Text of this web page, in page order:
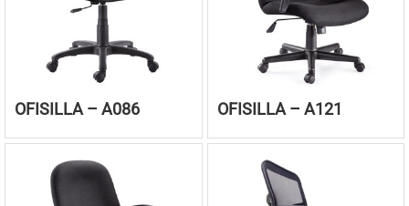
OFISILLA – A086 OFISILLA – A121